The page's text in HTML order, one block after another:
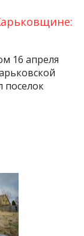
16 апреля
поселок